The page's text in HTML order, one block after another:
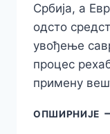
Србија, а
одсто
увођење
процес
примену
ОПШИРНИЈЕ